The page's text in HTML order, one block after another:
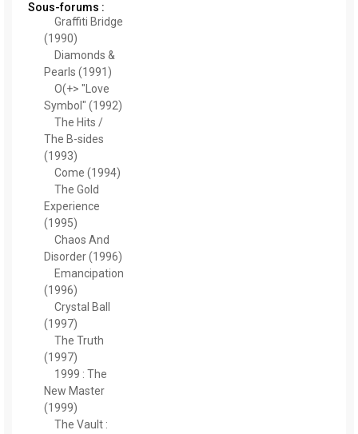
Sous-forums :
Graffiti Bridge
(1990)
Diamonds &
Pearls (1991)
O(+> "Love
Symbol" (1992)
The Hits /
The B-sides
(1993)
Come (1994)
The Gold
Experience
(1995)
Chaos And
Disorder (1996)
Emancipation
(1996)
Crystal Ball
(1997)
The Truth
(1997)
1999 : The
New Master
(1999)
The Vault :